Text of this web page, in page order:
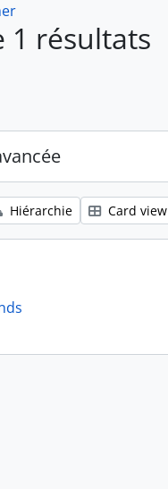
1 résultats
Hiérarchie Card view